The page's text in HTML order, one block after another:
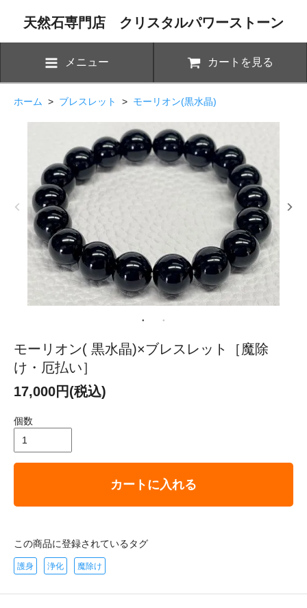
天然石専門店 クリスタルパワーストーン
メニュー カートを見る
ホーム > ブレスレット > モーリオン(黒水晶)
モーリオン( 黒水晶)×ブレスレット［魔除
け・厄払い］
17,000円(税込)
個数
カートに入れる
この商品に登録されているタグ
護身 浄化 魔除け